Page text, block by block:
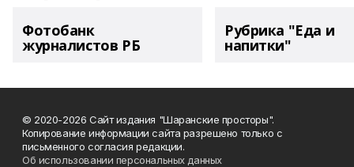
Фотобанк
журналистов РБ
Рубрика "Еда и
напитки"
© 2020-2026 Сайт издания "Шаранские просторы".
Копирование информации сайта разрешено только с
письменного согласия редакции.
Об использовании персональных данных